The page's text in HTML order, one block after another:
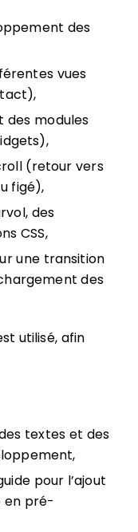
des
vues
des modules
(retour vers
figé),
des
CSS,
une transition
des
utilisé, afin
textes et des
pour l’ajout
en pré-